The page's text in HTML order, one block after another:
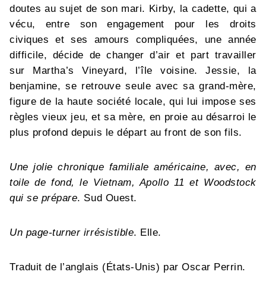
doutes au sujet de son mari. Kirby, la cadette, qui a
vécu, entre son engagement pour les droits
civiques et ses amours compliquées, une année
difficile, décide de changer d’air et part travailler
sur Martha’s Vineyard, l’île voisine. Jessie, la
benjamine, se retrouve seule avec sa grand-mère,
figure de la haute société locale, qui lui impose ses
règles vieux jeu, et sa mère, en proie au désarroi le
plus profond depuis le départ au front de son fils.
Une jolie chronique familiale américaine, avec, en
toile de fond, le Vietnam, Apollo 11 et Woodstock
qui se prépare. Sud Ouest.
Un page-turner irrésistible. Elle.
Traduit de l’anglais (États-Unis) par Oscar Perrin.